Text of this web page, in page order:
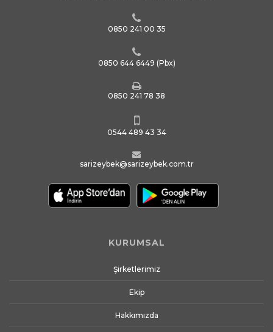
0850 241 00 35
0850 644 6449 (Pbx)
0850 241 78 38
0544 489 43 34
sarizeybek@sarizeybek.com.tr
KURUMSAL
Şirketlerimiz
Ekip
Hakkımızda